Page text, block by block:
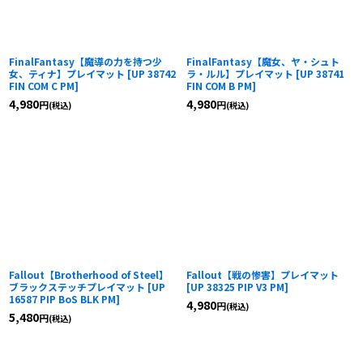
FinalFantasy【魔導の力を持つ少
女、ティナ】プレイマット [UP 38742
FIN COM C PM]
4,980円(税込)
FinalFantasy【魔女、ヤ・シュト
ラ・ルル】プレイマット [UP 38741
FIN COM B PM]
4,980円(税込)
Fallout【Brotherhood of Steel】
ブラックステッチプレイマット [UP
16587 PIP BoS BLK PM]
5,480円(税込)
Fallout【戦の惨害】プレイマット
[UP 38325 PIP V3 PM]
4,980円(税込)